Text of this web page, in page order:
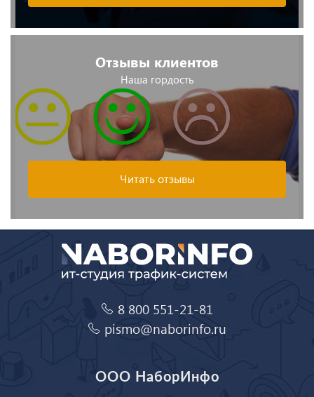
Отзывы клиентов
Наша гордость
Читать отзывы
8 800 551-21-81
pismo@naborinfo.ru
ООО НаборИнфо